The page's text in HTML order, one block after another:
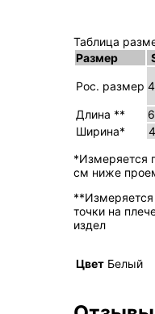
Таблица
Размер
Рос. размер
Длина **
Ширина*
*Измеряется
см ниже
точки на
издел
Цвет Белый